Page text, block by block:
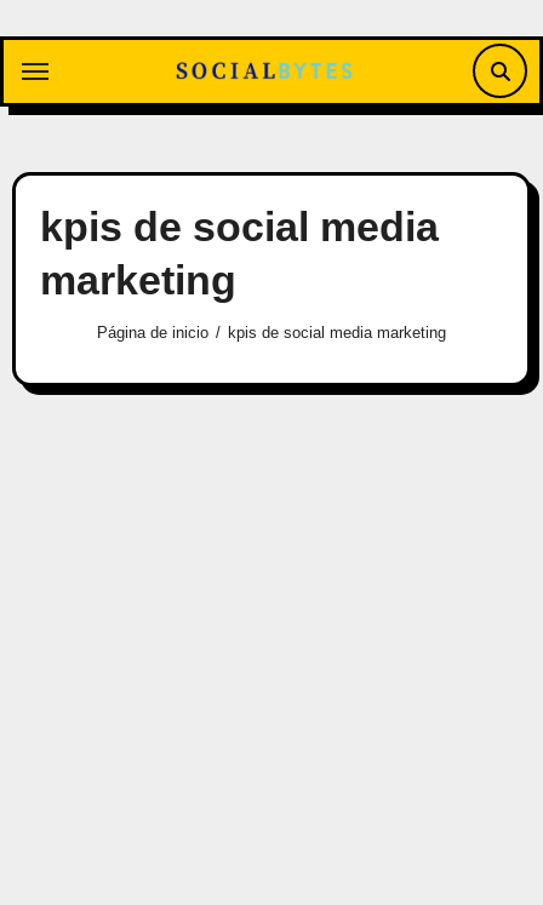
contenido
kpis de social media
marketing
Página de inicio kpis de social media marketing